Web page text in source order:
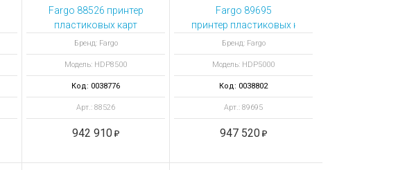
Fargo 88526 принтер
пластиковых карт
HDP8500 с
кодировкой смарт-
карт
Бренд: Fargo
Модель: HDP8500
Код: 0038776
Арт.: 88526
942 910
Fargo 89695
принтер пластиковых карт HDP5000 с
Бренд: Fargo
Модель: HDP5000
Код: 0038802
Арт.: 89695
947 520